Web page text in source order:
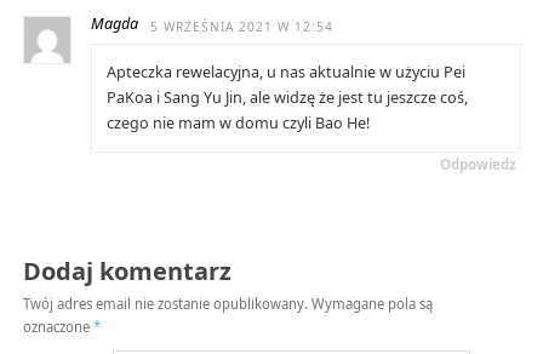
Magda 5 WRZEŚNIA 2021 W 12:54
Apteczka rewelacyjna, u nas aktualnie w użyciu Pei
PaKoa i Sang Yu Jin, ale widzę że jest tu jeszcze coś,
czego nie mam w domu czyli Bao He!
Odpowiedz
Dodaj komentarz
Twój adres email nie zostanie opublikowany. Wymagane pola są
oznaczone *